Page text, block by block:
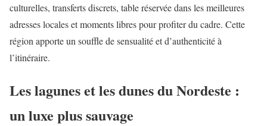
culturelles, transferts discrets, table réservée dans les meilleures
adresses locales et moments libres pour profiter du cadre. Cette
région apporte un souffle de sensualité et d’authenticité à
l’itinéraire.
Les lagunes et les dunes du Nordeste :
un luxe plus sauvage